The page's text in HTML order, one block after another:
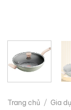
Trang chủ / Gia